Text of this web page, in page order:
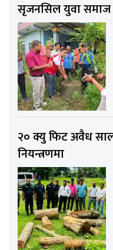
सृजनसिल युवा समाज
२० क्यु फिट अवैध
नियन्त्रणमा